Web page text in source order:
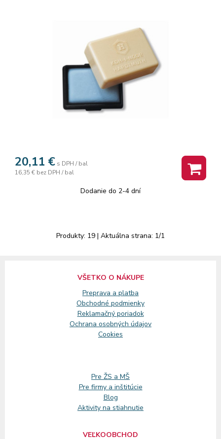
20,11 € s DPH / bal
16,35 € bez DPH / bal
Dodanie do 2-4 dní
Produkty: 19 | Aktuálna strana: 1/1
VŠETKO O NÁKUPE
Preprava a platba
Obchodné podmienky
Reklamačný poriadok
Ochrana osobných údajov
Cookies
Pre ŽS a MŠ
Pre firmy a inštitúcie
Blog
Aktivity na stiahnutie
VEĽKOOBCHOD